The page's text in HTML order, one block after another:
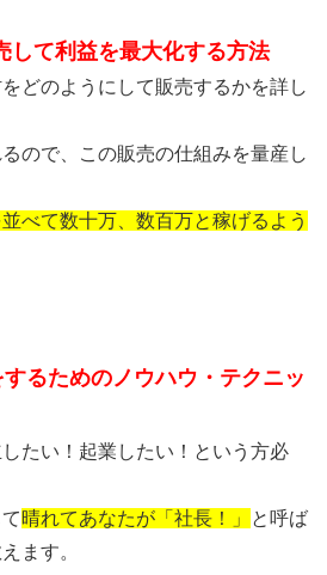
して利益を最大化する方法
どのようにして販売するかを詳し
ので、この販売の仕組みを量産し
べて数十万、数百万と稼げるよう
するためのノウハウ・テクニッ
たい！起業したい！という方必
晴れてあなたが「社長！」
と呼ば
ます。